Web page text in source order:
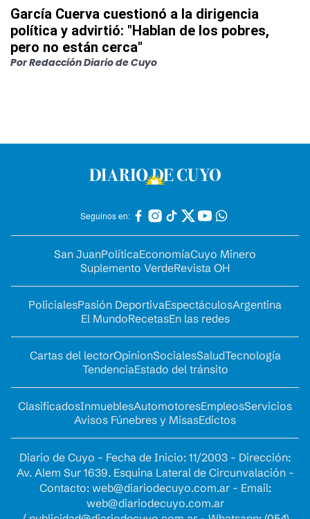
García Cuerva cuestionó a la dirigencia
política y advirtió: "Hablan de los pobres,
pero no están cerca"
PorRedacción Diario de Cuyo
Seguinos en:
San JuanPolíticaEconomíaCuyo Minero
Suplemento VerdeRevista OH
PolicialesPasión DeportivaEspectáculosArgentina
El MundoRecetasEn las redes
Cartas del lectorOpinionSocialesSaludTecnología
TendenciaEstado del tránsito
ClasificadosInmueblesAutomotoresEmpleosServicios
Avisos Fúnebres y MisasEdictos
Diario de Cuyo - Fecha de Inicio: 11/2003 - Dirección:
Av. Alem Sur 1639. Esquina Lateral de Circunvalación -
Contacto: web@diariodecuyo.com.ar- Email:
web@diariodecuyo.com.ar